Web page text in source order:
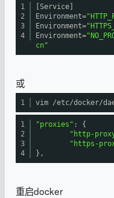
1
2
3
4
[Service]
Environment=
Environment=
Environment=
cn"
或
1 vim /etc/docker/
1
2
3
4
"proxies" : {
"http-
"https-
},
重启docker